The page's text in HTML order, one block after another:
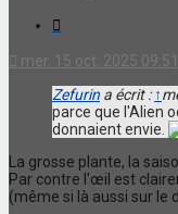
mer. 15 oct. 2025 09:51
Zefurin a écrit : ↑
parce que l'Alien
donnaient envie.
La grosse plante, la
Par contre l'œil est
(même si là aussi sur le